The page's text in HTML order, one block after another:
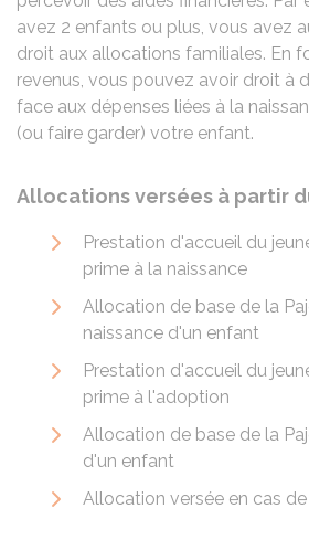
avez 2 enfants ou plus, vous avez
droit aux allocations familiales. En
revenus, vous pouvez avoir droit à
face aux dépenses liées à la
(ou faire garder) votre enfant.
Allocations versées à partir
Prestation d'accueil du
prime à la naissance
Allocation de base de la
naissance d'un enfant
Prestation d'accueil du
prime à l'adoption
Allocation de base de la
d'un enfant
Allocation versée en cas